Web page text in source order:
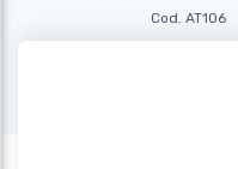
Cod. AT106